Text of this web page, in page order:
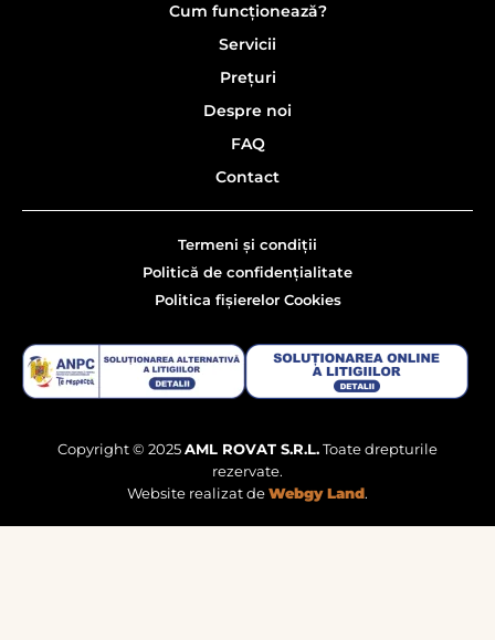
Cum funcționează?
Servicii
Prețuri
Despre noi
FAQ
Contact
Copyright © 2025AML ROVAT S.R.L.Toate drepturile
rezervate.
Website realizat deWebgy Land.
Termeni și condiții
Politică de confidențialitate
Politica fișierelor Cookies